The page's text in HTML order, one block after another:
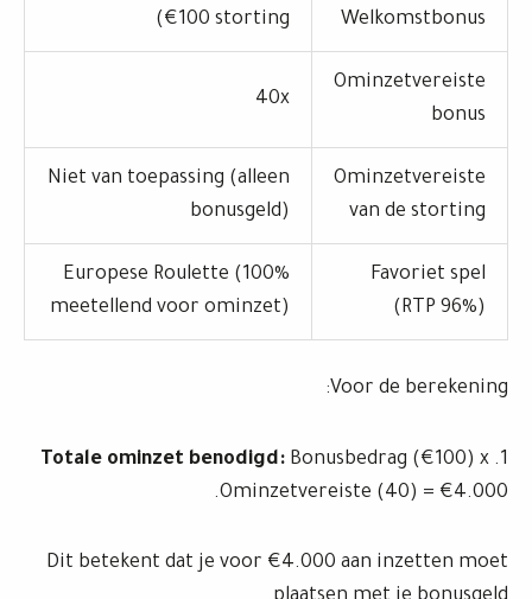
Welkomstbonus
€100 storting)
Ominzetvereiste
bonus
40x
Ominzetvereiste
van de storting
Niet van toepassing (alleen
bonusgeld)
Favoriet spel
(RTP 96%)
Europese Roulette (100%
meetellend voor ominzet)
Voor de berekening:
1.
Totale ominzet benodigd: Bonusbedrag (€100) x
Ominzetvereiste (40) = €4.000.
Dit betekent dat je voor €4.000 aan inzetten moet